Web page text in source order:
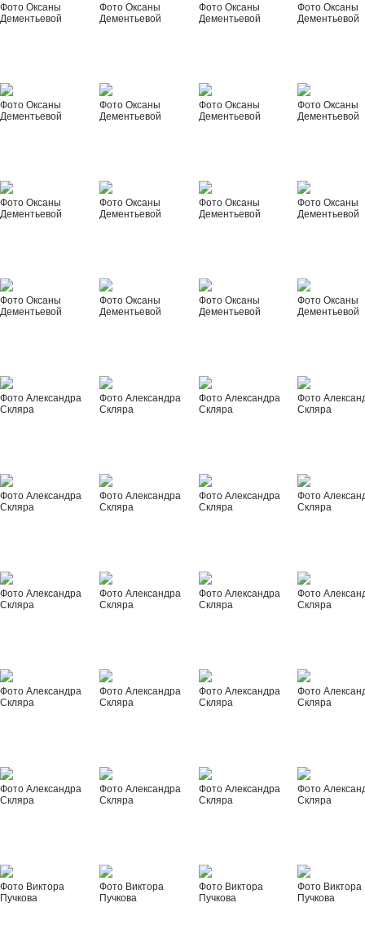
Фото Оксаны
Дементьевой
Фото Оксаны
Дементьевой
Фото Оксаны
Дементьевой
Фото Оксаны
Дементьевой
Фото Оксаны
Дементьевой
Фото Оксаны
Дементьевой
Фото Оксаны
Дементьевой
Фото Оксаны
Дементьевой
Фото Оксаны
Дементьевой
Фото Оксаны
Дементьевой
Фото Оксаны
Дементьевой
Фото Оксаны
Дементьевой
Фото Оксаны
Дементьевой
Фото Оксаны
Дементьевой
Фото Оксаны
Дементьевой
Фото Оксаны
Дементьевой
Фото Александра
Скляра
Фото Александра
Скляра
Фото Александра
Скляра
Фото
Скляра
Фото Александра
Скляра
Фото Александра
Скляра
Фото Александра
Скляра
Фото
Скляра
Фото Александра
Скляра
Фото Александра
Скляра
Фото Александра
Скляра
Фото
Скляра
Фото Александра
Скляра
Фото Александра
Скляра
Фото Александра
Скляра
Фото
Скляра
Фото Александра
Скляра
Фото Александра
Скляра
Фото Александра
Скляра
Фото
Скляра
Фото Виктора
Пучкова
Фото Виктора
Пучкова
Фото Виктора
Пучкова
Фото Виктора
Пучкова